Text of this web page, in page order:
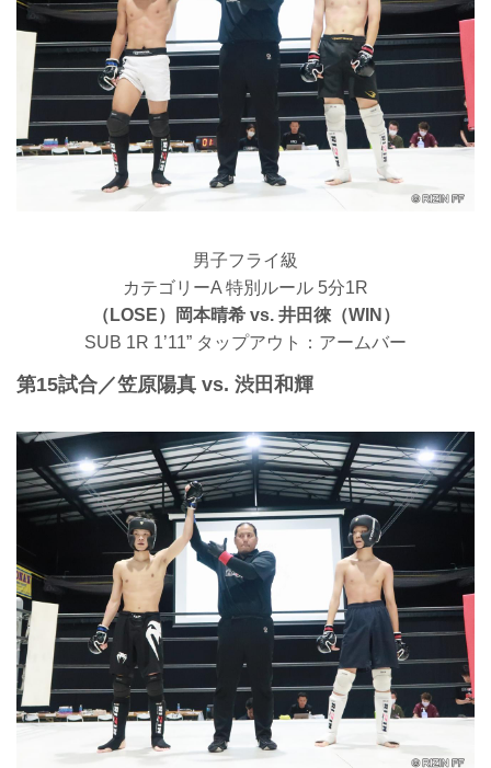
男子フライ級
カテゴリーA 特別ルール 5分1R
（LOSE）岡本晴希 vs. 井田徠（WIN）
SUB 1R 1’11” タップアウト：アームバー
第15試合／笠原陽真 vs. 渋田和輝